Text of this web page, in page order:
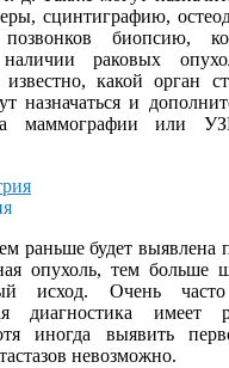
сцинтиграфию,
биопсию,
раковых
какой орган
назначаться и
маммографии или
раньше будет выявлена
опухоль, тем больше
исход. Очень
диагностика имеет
иногда выявить
невозможно.